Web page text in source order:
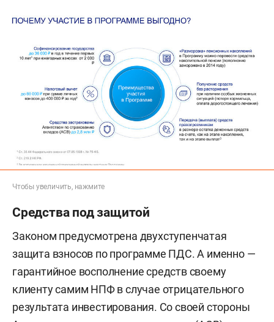
Чтобы увеличить, нажмите
Средства под защитой
Законом предусмотрена двухступенчатая
защита взносов по программе ПДС. А именно —
гарантийное восполнение средств своему
клиенту самим НПФ в случае отрицательного
результата инвестирования. Со своей стороны